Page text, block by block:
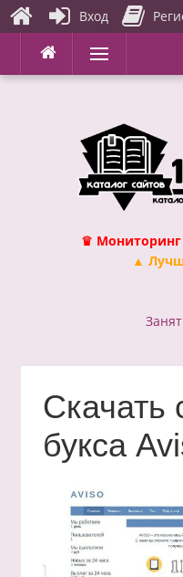
Перейти
содержимому
Меню
♛
▲
Скачать
букса
Вход